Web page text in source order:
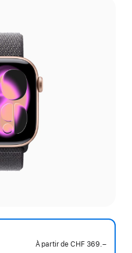
À partir deCHF 369.–